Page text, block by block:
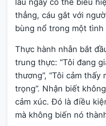
thẳng, cáu gắt với
bùng nổ trong một tình
Thực hành nhẫn bắt
trung thực: “Tôi đang
thương”, “Tôi cảm
trọng”. Nhận biết
cảm xúc. Đó là điều
mà không biến nó